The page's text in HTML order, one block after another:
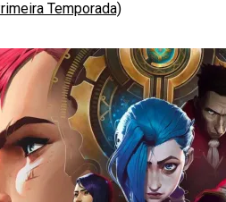
Temporada)